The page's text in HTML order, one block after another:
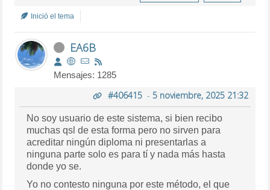
Inició el tema
EA6B
Mensajes: 1285
#406415- 5 noviembre, 2025 21:32
No soy usuario de este sistema, si bien recibo
muchas qsl de esta forma pero no sirven para
acreditar ningún diploma ni presentarlas a
ninguna parte solo es para tí y nada más hasta
donde yo se.
Yo no contesto ninguna por este método, el que